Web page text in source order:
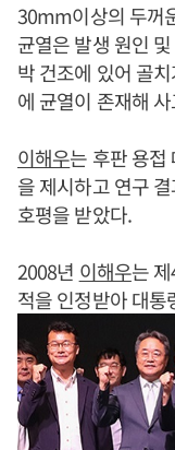
30mm이상의 두꺼
균열은 발생 원인
박 건조에 있어 골
에 균열이 존재해
이해우는 후판 용접
을 제시하고 연구
호평을 받았다.
2008년 이해우는
적을 인정받아 대통